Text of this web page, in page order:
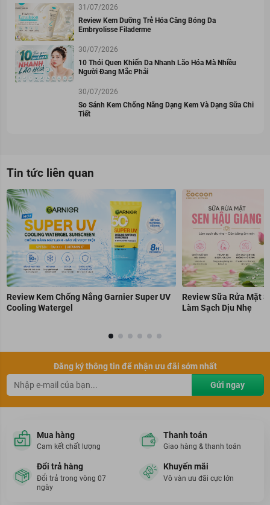
31/07/2026
Review Kem Dưỡng Trẻ Hóa Căng Bóng Da
Embryolisse Filaderme
30/07/2026
10 Thói Quen Khiến Da Nhanh Lão Hóa Mà Nhiều
Người Đang Mắc Phải
30/07/2026
So Sánh Kem Chống Nắng Dạng Kem Và Dạng Sữa Chi
Tiết
Tin tức liên quan
Review Kem Chống Nắng Garnier Super UV
Cooling Watergel
Review Sữa Rửa Mặt
Làm Sạch Dịu Nhẹ
Đăng ký thông tin để nhận ưu đãi sớm nhất
Gửi ngay
Mua hàng
Cam kết chất lượng
Thanh toán
Giao hàng & thanh toán
Đổi trả hàng
Đổi trả trong vòng 07
ngày
Khuyến mãi
Vô vàn ưu đãi cực lớn